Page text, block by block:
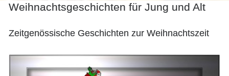
Weihnachtsgeschichten für Jung und Alt
Zeitgenössische Geschichten zur Weihnachtszeit